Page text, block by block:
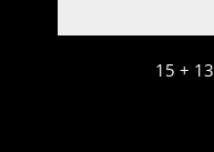
15 + 13